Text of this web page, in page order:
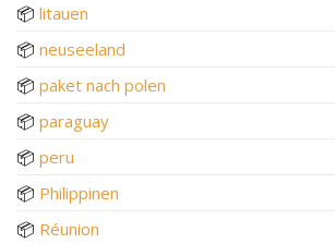
📦 litauen
📦 neuseeland
📦 paket nach polen
📦 paraguay
📦 peru
📦 Philippinen
📦 Réunion